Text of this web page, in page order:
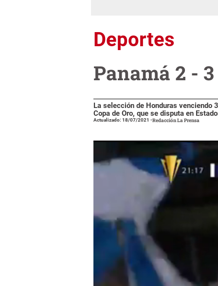
Deportes
Panamá 2 -
La selección de Honduras venciendo
Copa de Oro, que se disputa en
Actualizado: 18/07/2021 -Redacción La Prensa